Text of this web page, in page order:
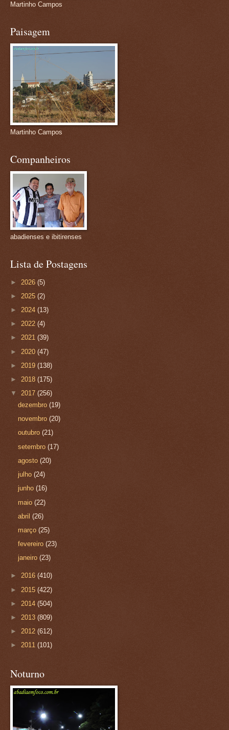
Martinho Campos
Paisagem
Martinho Campos
Companheiros
abadienses e ibitirenses
Lista de Postagens
► 2026 (5)
► 2025 (2)
► 2024 (13)
► 2022 (4)
► 2021 (39)
► 2020 (47)
► 2019 (138)
► 2018 (175)
▼ 2017 (256)
dezembro(19)
novembro(20)
outubro(21)
setembro(17)
agosto(20)
julho(24)
junho(16)
maio(22)
abril(26)
março(25)
fevereiro(23)
janeiro(23)
► 2016 (410)
► 2015 (422)
► 2014 (504)
► 2013 (809)
► 2012 (612)
► 2011 (101)
Noturno